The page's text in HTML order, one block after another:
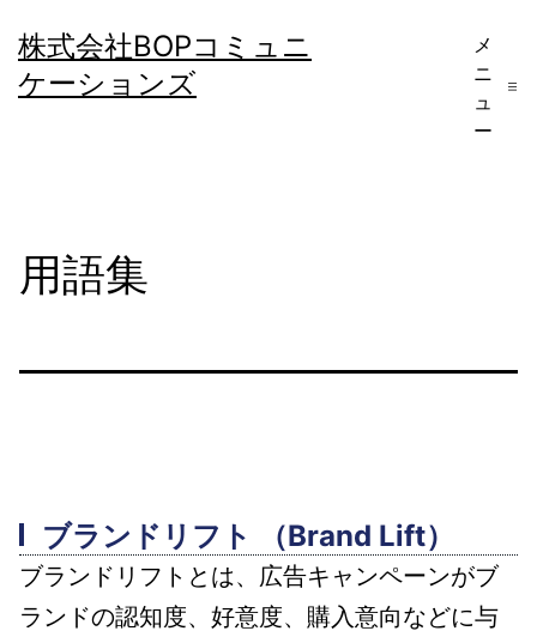
ン
テ
株式会社BOPコミュニ
ケーションズ
メ
ニ
ュ
ー
用語集
ブランドリフト （Brand Lift）
ブランドリフトとは、広告キャンペーンがブ
ランドの認知度、好意度、購入意向などに与